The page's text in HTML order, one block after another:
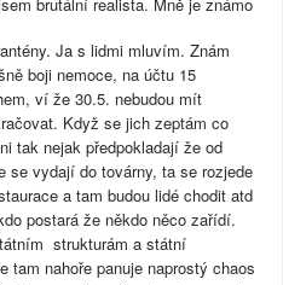
Ja s lidmi mluvím. Znám
boji nemoce, na účtu 15
ví že 30.5. nebudou mít
Když se jich zeptám co
tak nejak předpokladají že od
se vydají do továrny, ta se rozjede
a tam budou lidé chodit atd
postará že někdo něco zařídí.
strukturám a státní
tam nahoře panuje naprostý chaos